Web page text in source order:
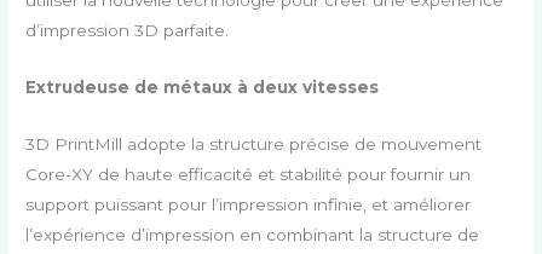
d’impression 3D parfaite.
Extrudeuse de métaux à deux vitesses
3D PrintMill adopte la structure précise de mouvement
Core-XY de haute efficacité et stabilité pour fournir un
support puissant pour l’impression infinie, et améliorer
l’expérience d’impression en combinant la structure de